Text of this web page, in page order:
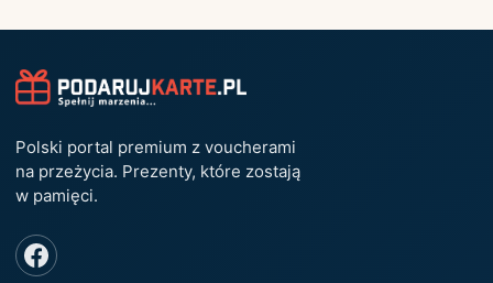
Polski portal premium z voucherami
na przeżycia. Prezenty, które zostają
w pamięci.